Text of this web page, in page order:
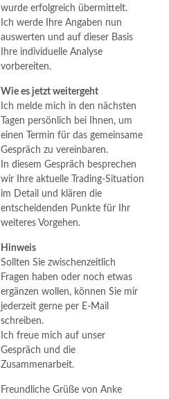
wurde erfolgreich übermittelt.
Ich werde Ihre Angaben nun
auswerten und auf dieser Basis
Ihre individuelle Analyse
vorbereiten.
Wie es jetzt weitergeht
Ich melde mich in den nächsten
Tagen persönlich bei Ihnen, um
einen Termin für das gemeinsame
Gespräch zu vereinbaren.
In diesem Gespräch besprechen
wir Ihre aktuelle Trading-Situation
im Detail und klären die
entscheidenden Punkte für Ihr
weiteres Vorgehen.
Hinweis
Sollten Sie zwischenzeitlich
Fragen haben oder noch etwas
ergänzen wollen, können Sie mir
jederzeit gerne per E-Mail
schreiben.
Ich freue mich auf unser
Gespräch und die
Zusammenarbeit.
Freundliche Grüße von Anke